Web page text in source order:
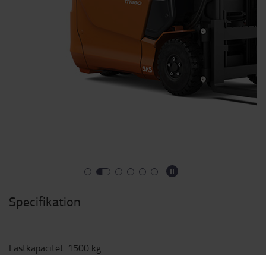
Specifikation
Lastkapacitet: 1500 kg